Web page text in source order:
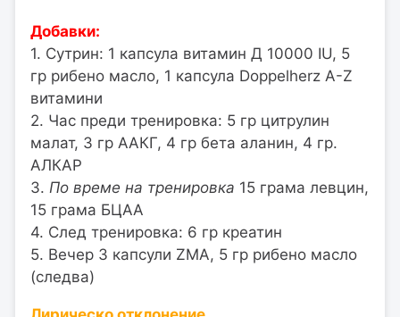
Добавки:
1. Сутрин: 1 капсула витамин Д 10000 IU, 5
гр рибено масло, 1 капсула Doppelherz A-Z
витамини
2. Час преди тренировка: 5 гр цитрулин
малат, 3 гр ААКГ, 4 гр бета аланин, 4 гр.
АЛКАР
3. По време на тренировка 15 грама левцин,
15 грама БЦАА
4. След тренировка: 6 гр креатин
5. Вечер 3 капсули ZMA, 5 гр рибено масло
(следва)